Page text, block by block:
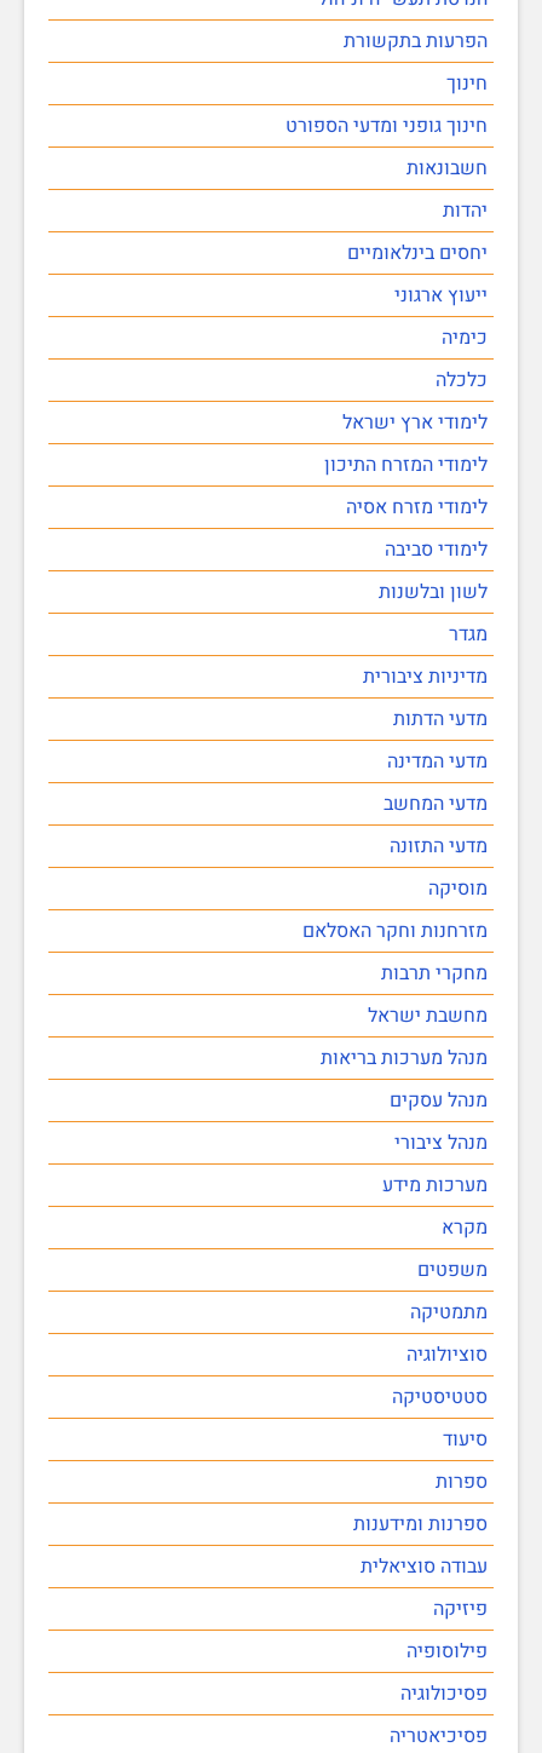
הפרעות בתקשורת
חינוך
חינוך גופני ומדעי הספורט
חשבונאות
יהדות
יחסים בינלאומיים
ייעוץ ארגוני
כימיה
כלכלה
לימודי ארץ ישראל
לימודי המזרח התיכון
לימודי מזרח אסיה
לימודי סביבה
לשון ובלשנות
מגדר
מדיניות ציבורית
מדעי הדתות
מדעי המדינה
מדעי המחשב
מדעי התזונה
מוסיקה
מזרחנות וחקר האסלאם
מחקרי תרבות
מחשבת ישראל
מנהל מערכות בריאות
מנהל עסקים
מנהל ציבורי
מערכות מידע
מקרא
משפטים
מתמטיקה
סוציולוגיה
סטטיסטיקה
סיעוד
ספרות
ספרנות ומידענות
עבודה סוציאלית
פיזיקה
פילוסופיה
פסיכולוגיה
פסיכיאטריה